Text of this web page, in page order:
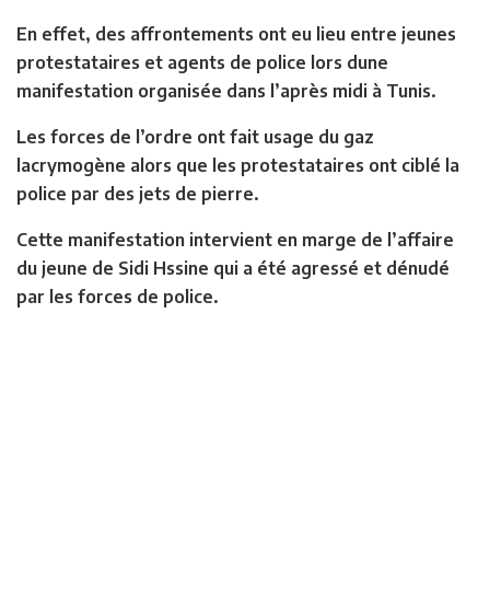
En effet, des affrontements ont eu lieu entre jeunes
protestataires et agents de police lors dune
manifestation organisée dans l’après midi à Tunis.
Les forces de l’ordre ont fait usage du gaz
lacrymogène alors que les protestataires ont ciblé la
police par des jets de pierre.
Cette manifestation intervient en marge de l’affaire
du jeune de Sidi Hssine qui a été agressé et dénudé
par les forces de police.